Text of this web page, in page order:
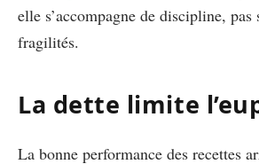
elle s’accompagne de discipline,
fragilités.
La dette limite
La bonne performance des recettes